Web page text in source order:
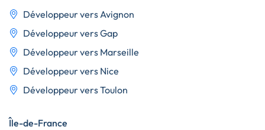
Développeur vers Avignon
Développeur vers Gap
Développeur vers Marseille
Développeur vers Nice
Développeur vers Toulon
Île-de-France